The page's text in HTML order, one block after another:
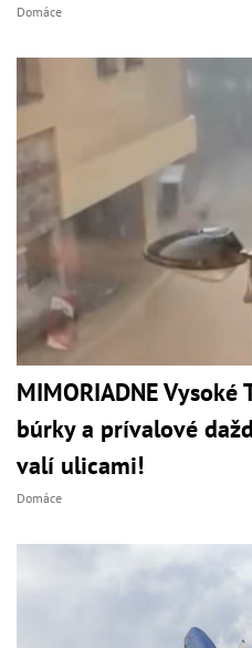
Domáce
MIMORIADNE
búrky a prívalové
valí ulicami!
Domáce